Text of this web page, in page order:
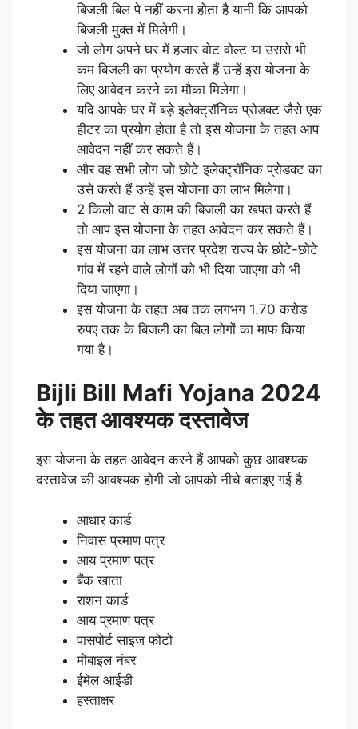
बिजली बिल पे नहीं करना होता है यानी कि आपको
बिजली मुक्त में मिलेगी।
जो लोग अपने घर में हजार वोट वोल्ट या उससे भी
कम बिजली का प्रयोग करते हैं उन्हें इस योजना के
लिए आवेदन करने का मौका मिलेगा।
यदि आपके घर में बड़े इलेक्ट्रॉनिक प्रोडक्ट जैसे एक
हीटर का प्रयोग होता है तो इस योजना के तहत आप
आवेदन नहीं कर सकते हैं।
और वह सभी लोग जो छोटे इलेक्ट्रॉनिक प्रोडक्ट का
उसे करते हैं उन्हें इस योजना का लाभ मिलेगा।
2 किलो वाट से काम की बिजली का खपत करते हैं
तो आप इस योजना के तहत आवेदन कर सकते हैं।
इस योजना का लाभ उत्तर प्रदेश राज्य के छोटे-छोटे
गांव में रहने वाले लोगों को भी दिया जाएगा को भी
दिया जाएगा।
इस योजना के तहत अब तक लगभग 1.70 करोड
रुपए तक के बिजली का बिल लोगों का माफ किया
गया है।
Bijli Bill Mafi Yojana 2024
के तहत आवश्यक दस्तावेज
इस योजना के तहत आवेदन करने हैं आपको कुछ आवश्यक
दस्तावेज की आवश्यक होगी जो आपको नीचे बताइए गई है
आधार कार्ड
निवास प्रमाण पत्र
आय प्रमाण पत्र
बैंक खाता
राशन कार्ड
आय प्रमाण पत्र
पासपोर्ट साइज फोटो
मोबाइल नंबर
ईमेल आईडी
हस्ताक्षर